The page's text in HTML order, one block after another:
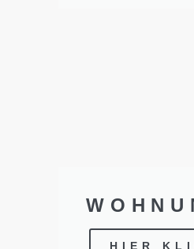
HIER